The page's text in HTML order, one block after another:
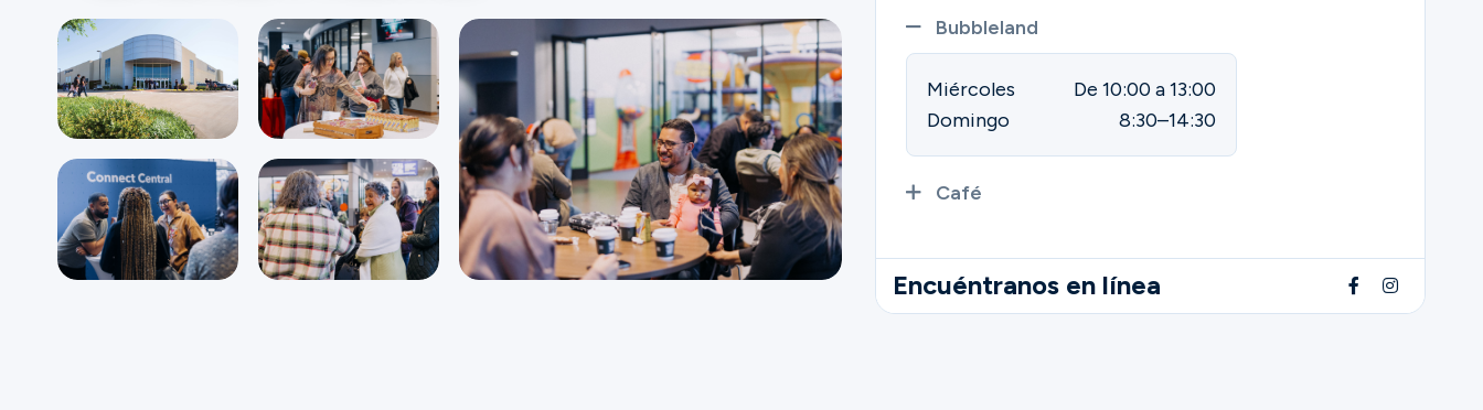
Grupos
Buscar
Bubbleland
Miércoles
De 10:00 a 13:00
Domingo
8:30–14:30
Café
Encuéntranos en línea